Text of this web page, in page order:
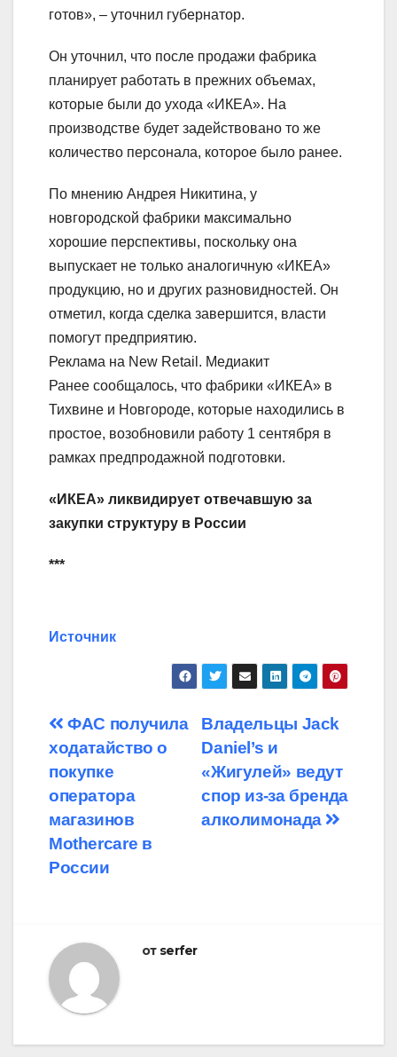
готов», – уточнил губернатор.
Он уточнил, что после продажи фабрика
планирует работать в прежних объемах,
которые были до ухода «ИКЕА». На
производстве будет задействовано то же
количество персонала, которое было ранее.
По мнению Андрея Никитина, у
новгородской фабрики максимально
хорошие перспективы, поскольку она
выпускает не только аналогичную «ИКЕА»
продукцию, но и других разновидностей. Он
отметил, когда сделка завершится, власти
помогут предприятию.
Реклама на New Retail. Медиакит
Ранее сообщалось, что фабрики «ИКЕА» в
Тихвине и Новгороде, которые находились в
простое, возобновили работу 1 сентября в
рамках предпродажной подготовки.
«ИКЕА» ликвидирует отвечавшую за
закупки структуру в России
***
Источник
Навигация
по
записям
Владельцы Jack
Daniel’s и
«Жигулей» ведут
спор из-за бренда
алколимонада
ФАС получила
ходатайство о
покупке
оператора
магазинов
Mothercare в
России
от serfer